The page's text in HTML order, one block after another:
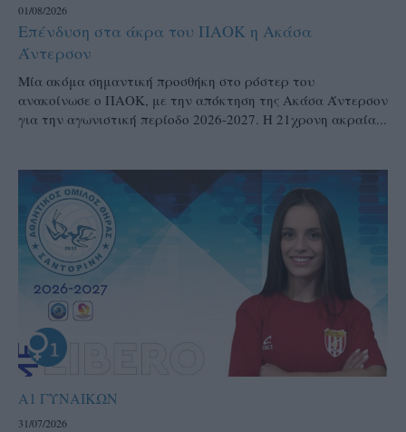
01/08/2026
Επένδυση στα άκρα του ΠΑΟΚ η Ακάσα
Άντερσον
Μία ακόμα σημαντική προσθήκη στο ρόστερ του
ανακοίνωσε ο ΠΑΟΚ, με την απόκτηση της Ακάσα Άντερσον
για την αγωνιστική περίοδο 2026-2027. Η 21χρονη ακραία...
Α1 ΓΥΝΑΙΚΩΝ
31/07/2026